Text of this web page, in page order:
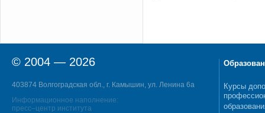
© 2004 — 2026
403874 Волгоградская обл., г. Камышин, ул. Ленина 6а
Информационное наполнение:
пресс–центр института
Курсы